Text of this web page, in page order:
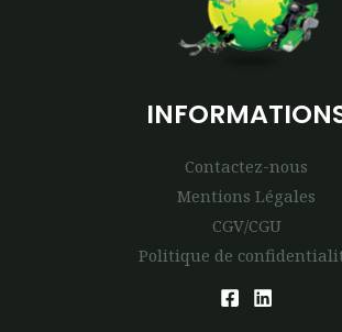
Contactez-nous
Mentions Légales
CGV/CGU
Politique de